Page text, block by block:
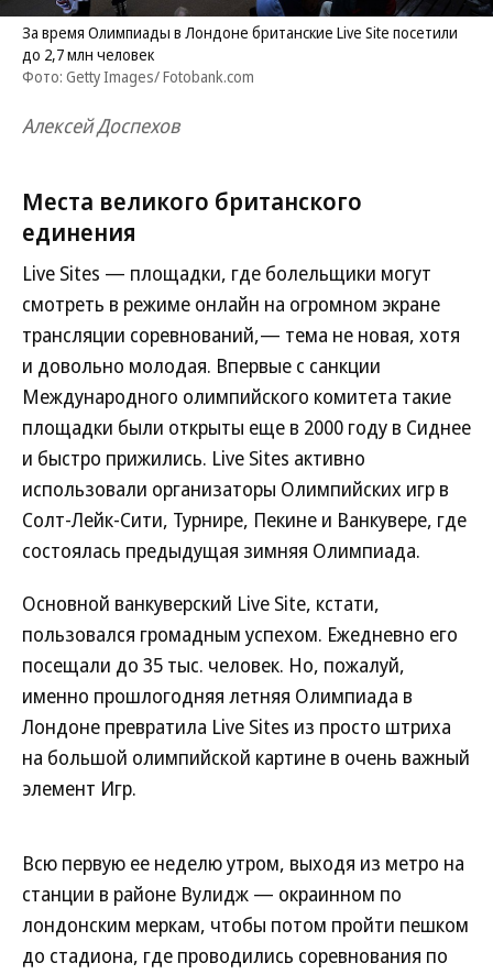
За время Олимпиады в Лондоне британские Live Site посетили
до 2,7 млн человек
Фото: Getty Images/ Fotobank.com
Алексей Доспехов
Места великого британского
единения
Live Sites — площадки, где болельщики могут
смотреть в режиме онлайн на огромном экране
трансляции соревнований,— тема не новая, хотя
и довольно молодая. Впервые с санкции
Международного олимпийского комитета такие
площадки были открыты еще в 2000 году в Сиднее
и быстро прижились. Live Sites активно
использовали организаторы Олимпийских игр в
Солт-Лейк-Сити, Турнире, Пекине и Ванкувере, где
состоялась предыдущая зимняя Олимпиада.
Основной ванкуверский Live Site, кстати,
пользовался громадным успехом. Ежедневно его
посещали до 35 тыс. человек. Но, пожалуй,
именно прошлогодняя летняя Олимпиада в
Лондоне превратила Live Sites из просто штриха
на большой олимпийской картине в очень важный
элемент Игр.
Всю первую ее неделю утром, выходя из метро на
станции в районе Вулидж — окраинном по
лондонским меркам, чтобы потом пройти пешком
до стадиона, где проводились соревнования по